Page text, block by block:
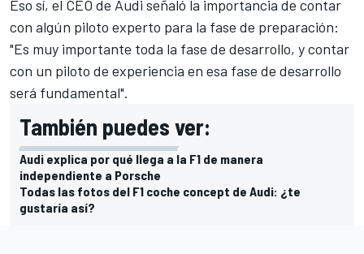
Eso sí, el CEO de Audi señaló la importancia de contar
con algún piloto experto para la fase de preparación:
"Es muy importante toda la fase de desarrollo, y contar
con un piloto de experiencia en esa fase de desarrollo
será fundamental".
También puedes ver:
Audi explica por qué llega a la F1 de manera
independiente a Porsche
Todas las fotos del F1 coche concept de Audi: ¿te
gustaría así?